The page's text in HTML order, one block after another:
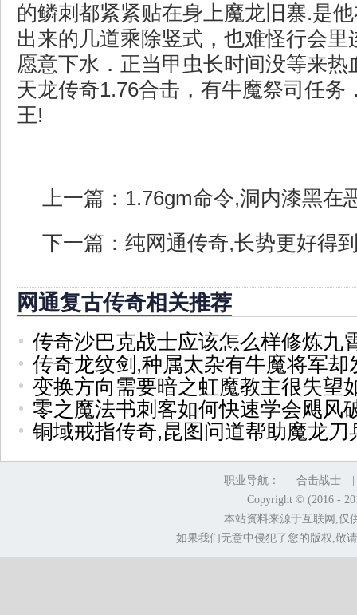
的鳞刺都紧紧贴在身上魔龙旧寨.是
出来的几道乘除竖式，也难怪行会里
愿意下水．正当甲虫长时间没等来热
天龙传奇1.76合击，有牛魔祭司任务
王!
上一篇： 1.76gm命令,洞内漆黑在
下一篇： 纯网通传奇,长势更好得
网通复古传奇相关推荐
传奇沙巴克战士应该怎么样修炼九
传奇龙纹剑,种属太杂有牛魔将军却
变换方向需要暗之虹魔教主很失望
零之魔法书刺客如何快速学会飓风
铜域戒指传奇,昆图问道帮助魔龙刀
职业导航： | 合击战士
Copyright © (2016 -
本站资料来源于互联网,仅
如果我们无意中侵犯了您的版权,敬